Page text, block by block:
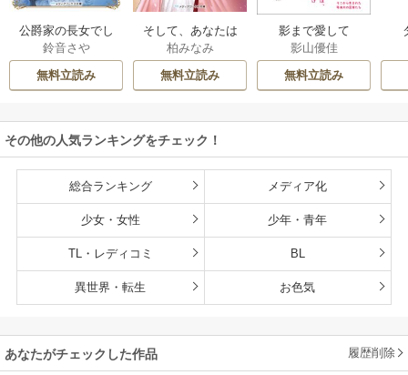
公爵家の長女でし
た
鈴音さや
無料立読み
そして、あなたは
私を捨てる
柏みなみ
無料立読み
影まで愛して
影山優佳
無料立読み
その他の人気ランキングをチェック！
総合ランキング メディア化
少女・女性 少年・青年
TL・レディコミ BL
異世界・転生 お色気
あなたがチェックした作品 履歴削除